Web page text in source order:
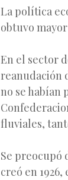
La política
obtuvo
En el sector
reanudación
no se habían
fluviales,
Se preocupó
creó en